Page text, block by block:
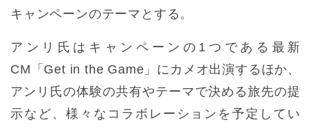
キャンペーンのテーマとする。
アンリ氏はキャンペーンの1つである最新
CM「Get in the Game」にカメオ出演するほか、
アンリ氏の体験の共有やテーマで決める旅先の提
示など、様々なコラボレーションを予定してい